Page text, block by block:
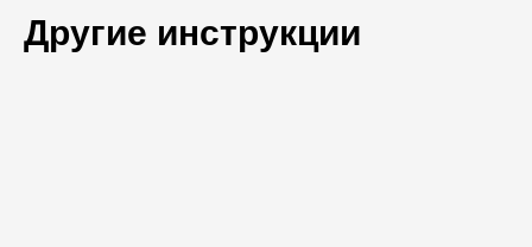
Другие инструкции